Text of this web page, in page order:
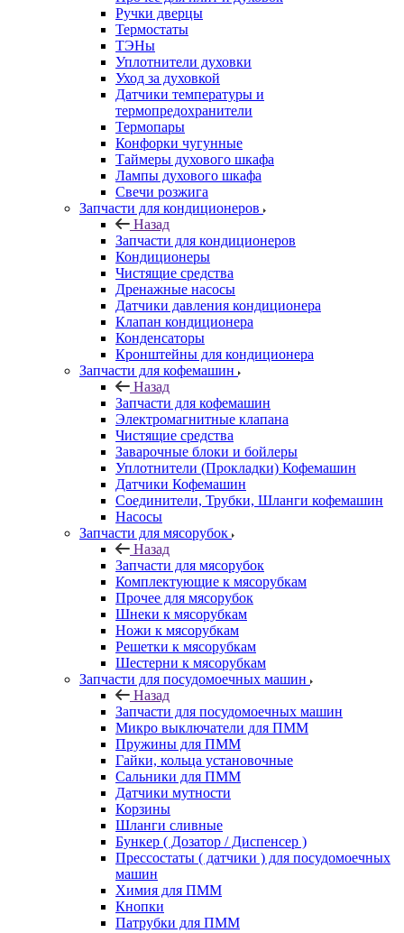
Ручки дверцы
Термостаты
ТЭНы
Уплотнители духовки
Уход за духовкой
Датчики температуры и
термопредохранители
Термопары
Конфорки чугунные
Таймеры духового шкафа
Лампы духового шкафа
Свечи розжига
Запчасти для кондиционеров
Назад
Запчасти для кондиционеров
Кондиционеры
Чистящие средства
Дренажные насосы
Датчики давления кондиционера
Клапан кондиционера
Конденсаторы
Кронштейны для кондиционера
Запчасти для кофемашин
Назад
Запчасти для кофемашин
Электромагнитные клапана
Чистящие средства
Заварочные блоки и бойлеры
Уплотнители (Прокладки) Кофемашин
Датчики Кофемашин
Соединители, Трубки, Шланги кофемашин
Насосы
Запчасти для мясорубок
Назад
Запчасти для мясорубок
Комплектующие к мясорубкам
Прочее для мясорубок
Шнеки к мясорубкам
Ножи к мясорубкам
Решетки к мясорубкам
Шестерни к мясорубкам
Запчасти для посудомоечных машин
Назад
Запчасти для посудомоечных машин
Микро выключатели для ПММ
Пружины для ПММ
Гайки, кольца установочные
Сальники для ПММ
Датчики мутности
Корзины
Шланги сливные
Бункер ( Дозатор / Диспенсер )
Прессостаты ( датчики ) для посудомоечных
машин
Химия для ПММ
Кнопки
Патрубки для ПММ